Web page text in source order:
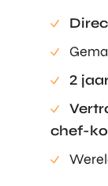
2
chef-